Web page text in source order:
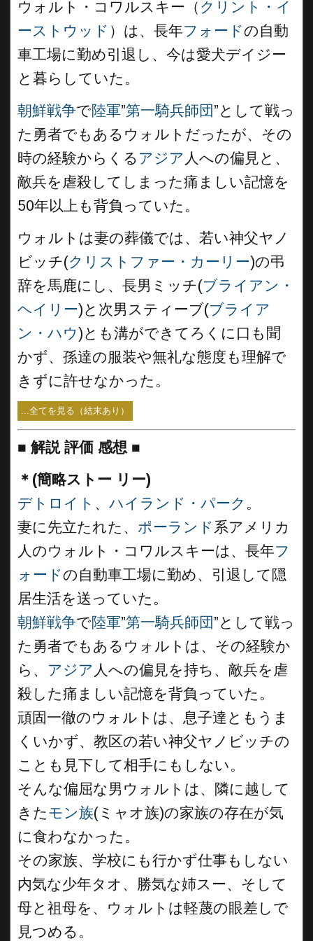
ウォルト・コワルスキー（ クリント・イ
ーストウッド ）は、長年フォードの自動
車工場に勤め引退し、今は愛犬デイジー
と暮らしていた。
朝鮮戦争で陸軍”第一騎兵師団”として戦っ
た勇者でもあるウォルトだったが、その
時の経験からくる アジア 人への偏見と、
敵兵を虐殺してしまった痛ましい記憶を
50年以上も背負っていた。
ウォルトは妻の葬儀では、若い神父ヤノ
ビッチ(クリストファー・カーリー)の弔
辞を馬鹿にし、長男ミッチ(ブライアン・
ヘイリー)と次男スティーブ(ブライア
ン・ハウ)とも溝ができてろくに口も聞
かず、孫達の服装や無礼な態度も理解で
きずに許せなかった。
...全てを見る（結末あり）
■ 解説 評価 感想 ■
＊(簡略ストー リー)
デトロイト 、 ハイランド・パーク 。
妻に先立たれた、 ポーランド系アメリカ
人のウォルト・コワルスキーは、長年フ
ォードの自動車工場に勤め、引退して隠
居生活を送っていた。
朝鮮戦争で陸軍”第一騎兵師団”として戦っ
た勇者でもあるウォルトは、その経験か
ら、 アジア 人への偏見を持ち、敵兵を虐
殺した痛ましい記憶を背負っていた。
頑固一徹のウォルトは、息子達ともうま
くいかず、教区の若い神父ヤノビッチの
ことも見下して相手にもしない。
そんな偏屈な男ウォルトは、隣に越して
きたモン族(ミャオ族)の家族の存在が気
に食わなかった。
その家族、学校にも行かず仕事もしない
内気な少年タオ、勝気な姉スー、そして
母と祖母を、ウォルトは軽蔑の眼差しで
見つめる。